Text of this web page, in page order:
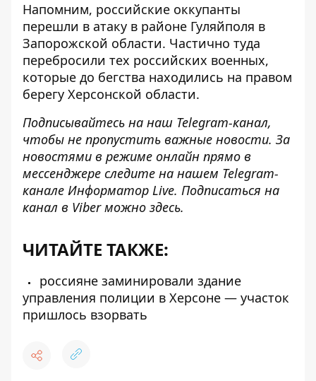
Напомним, российские оккупанты
перешли в атаку в районе Гуляйполя в
Запорожской области. Частично туда
перебросили тех российских военных,
которые до бегства находились на правом
берегу Херсонской области.
Подписывайтесь на наш Telegram-канал,
чтобы не пропустить важные новости. За
новостями в режиме онлайн прямо в
мессенджере следите на нашем Telegram-
канале Информатор Live. Подписаться на
канал в Viber можно здесь.
ЧИТАЙТЕ ТАКЖЕ:
россияне заминировали здание
управления полиции в Херсоне — участок
пришлось взорвать